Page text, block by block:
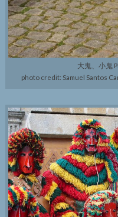
大鬼、小鬼
photo credit: Samuel Santos